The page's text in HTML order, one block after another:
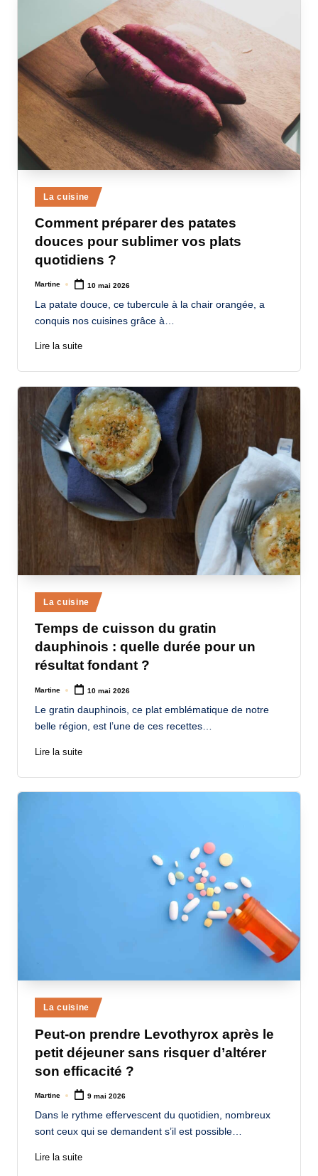
Posted
in
La cuisine
Comment préparer des patates
douces pour sublimer vos plats
quotidiens ?
Posted
Martine 10 mai 2026
La patate douce, ce tubercule à la chair orangée, a
conquis nos cuisines grâce à…
Lire la suite
Posted
in
La cuisine
Temps de cuisson du gratin
dauphinois : quelle durée pour un
résultat fondant ?
Posted
Martine 10 mai 2026
Le gratin dauphinois, ce plat emblématique de notre
belle région, est l’une de ces recettes…
Lire la suite
Posted
in
La cuisine
Peut-on prendre Levothyrox après le
petit déjeuner sans risquer d’altérer
son efficacité ?
Posted
Martine 9 mai 2026
Dans le rythme effervescent du quotidien, nombreux
sont ceux qui se demandent s’il est possible…
Lire la suite